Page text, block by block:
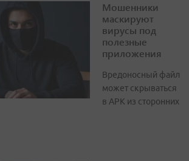
Мошенники
маскируют
вирусы под
полезные
приложения
Вредоносный файл
может скрываться
в APK из сторонних